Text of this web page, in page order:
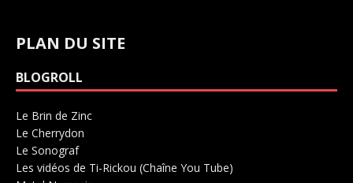
PLAN DU SITE
BLOGROLL
Le Brin de Zinc
Le Cherrydon
Le SonografSalle de concerts 0
Les vidéos de Ti-Rickou (Chaîne You Tube)